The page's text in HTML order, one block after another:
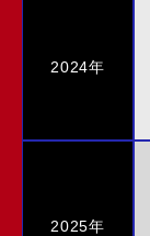
2024年
2025年